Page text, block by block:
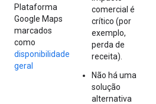
Plataforma
Google Maps
marcados
como
disponibilidade
geral
comercial é
crítico (por
exemplo,
perda de
receita).
Não há uma
solução
alternativa